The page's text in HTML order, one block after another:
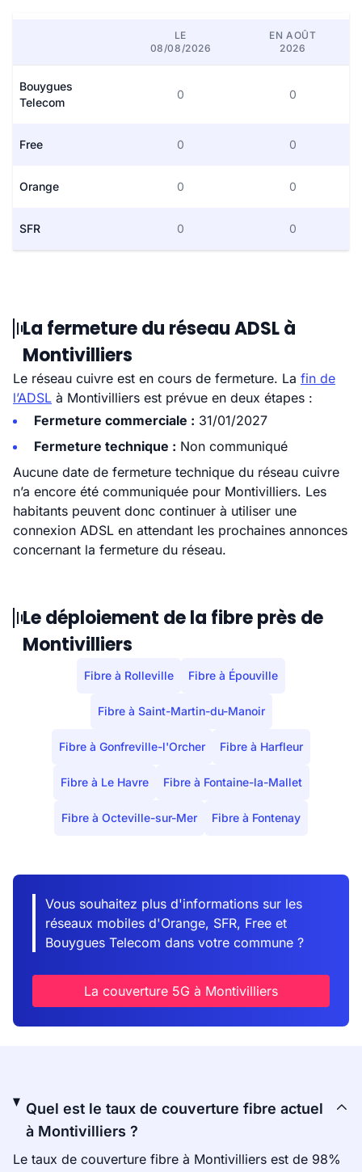
LE
08/08/2026
EN AOÛT
2026
Bouygues
Telecom
0 0
Free 0 0
Orange 0 0
SFR 0 0
La fermeture du réseau ADSL à
Montivilliers
Le réseau cuivre est en cours de fermeture. La fin de
l’ADSL à Montivilliers est prévue en deux étapes :
Fermeture commerciale : 31/01/2027
Fermeture technique : Non communiqué
Aucune date de fermeture technique du réseau cuivre
n’a encore été communiquée pour Montivilliers. Les
habitants peuvent donc continuer à utiliser une
connexion ADSL en attendant les prochaines annonces
concernant la fermeture du réseau.
Le déploiement de la fibre près de
Montivilliers
Fibre à Rolleville Fibre à Épouville
Fibre à Saint-Martin-du-Manoir
Fibre à Gonfreville-l'Orcher Fibre à Harfleur
Fibre à Le Havre Fibre à Fontaine-la-Mallet
Fibre à Octeville-sur-Mer Fibre à Fontenay
Vous souhaitez plus d'informations sur les
réseaux mobiles d'Orange, SFR, Free et
Bouygues Telecom dans votre commune ?
La couverture 5G à Montivilliers
Quel est le taux de couverture fibre actuel
à Montivilliers ?
Le taux de couverture fibre à Montivilliers est de 98%